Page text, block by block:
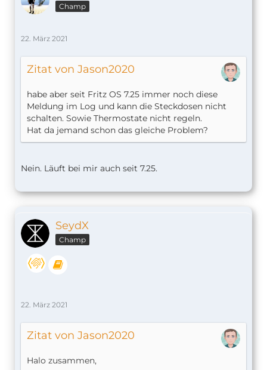
Champ
22. März 2021
Zitat von Jason2020
habe aber seit Fritz OS 7.25 immer noch diese
Meldung im Log und kann die Steckdosen nicht
schalten. Sowie Thermostate nicht regeln.
Hat da jemand schon das gleiche Problem?
Nein. Läuft bei mir auch seit 7.25.
SeydX
Champ
22. März 2021
Zitat von Jason2020
Halo zusammen,